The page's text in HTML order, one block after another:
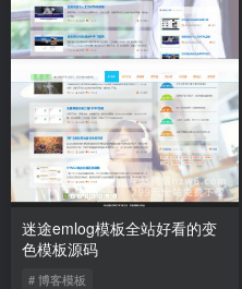
迷途emlog模板全站好看的变
色模板源码
# 博客模板